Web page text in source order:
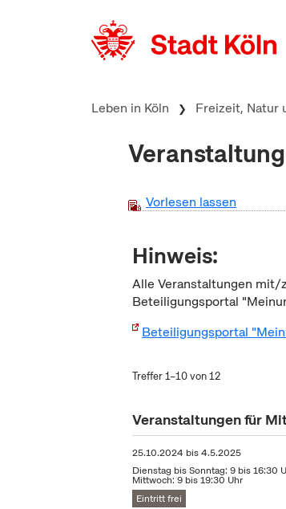
Leben in Köln Freizeit, Natur
Vorlesen lassen
Hinweis:
Alle Veranstaltungen mit/
Beteiligungsportal
Beteiligungsportal
Treffer 1–10 von 12
Veranstaltungen für
25.10.2024 bis4.5.2025
Dienstag bis Sonntag: 9 bis 16:30
Mittwoch: 9 bis 19:30 Uhr
Eintritt frei